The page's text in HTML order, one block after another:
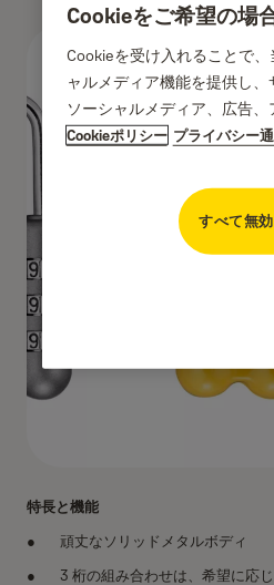
特長と機能
頑丈なソリッドメタルボディ
3 桁の組み合わせは、希望に応
Cookieをご希望の場
Cookieを受け入れることで
ャルメディア機能を提供し
ソーシャルメディア、広告
Cookieポリシー プライバシー
すべて無